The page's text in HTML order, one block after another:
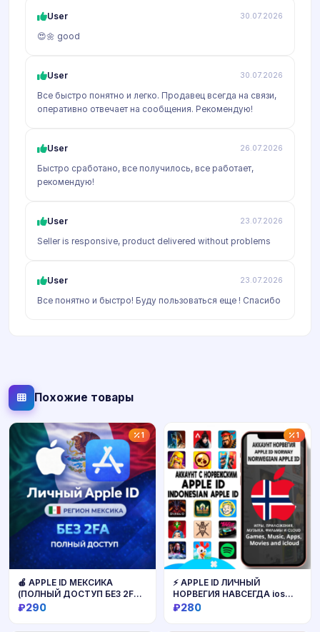
User 30.07.2026
😍🌼 good
User 30.07.2026
Все быстро понятно и легко. Продавец всегда на связи,
оперативно отвечает на сообщения. Рекомендую!
User 26.07.2026
Быстро сработано, все получилось, все работает,
рекомендую!
User 23.07.2026
Seller is responsive, product delivered without problems
User 23.07.2026
Все понятно и быстро! Буду пользоваться еще ! Спасибо
Похожие товары
1
🍎 APPLE ID МЕКСИКА
(ПОЛНЫЙ ДОСТУП БЕЗ 2FA)
НАВСЕГДА ВАШ iPhone ios
₽290
1
⚡ APPLE ID ЛИЧНЫЙ
НОРВЕГИЯ НАВСЕГДА ios
AppStore iPhone
₽280